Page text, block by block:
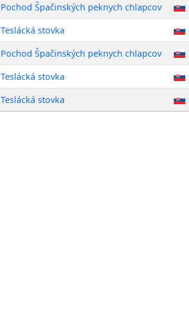
Pochod Špačinských peknych chlapcov
Teslácká stovka
Pochod Špačinských peknych chlapcov
Teslácká stovka
Teslácká stovka